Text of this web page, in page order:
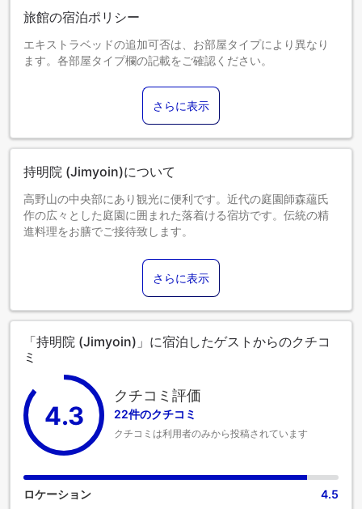
旅館の宿泊ポリシー
エキストラベッドの追加可否は、お部屋タイプにより異なり
ます。各部屋タイプ欄の記載をご確認ください。
さらに表示
持明院 (Jimyoin)について
高野山の中央部にあり観光に便利です。近代の庭園師森蘊氏
作の広々とした庭園に囲まれた落着ける宿坊です。伝統の精
進料理をお膳でご接待致します。
さらに表示
「持明院 (Jimyoin)」に宿泊したゲストからのクチコ
ミ
4.3
クチコミ評価
22件のクチコミ
クチコミは利用者のみから投稿されています
ロケーション 4.5